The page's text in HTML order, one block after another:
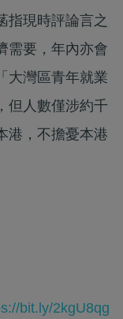
指現時評論言之
需要，年內亦會
大灣區青年就業
但人數僅涉約千
港，不擔憂本港
bit.ly/2kgU8qg